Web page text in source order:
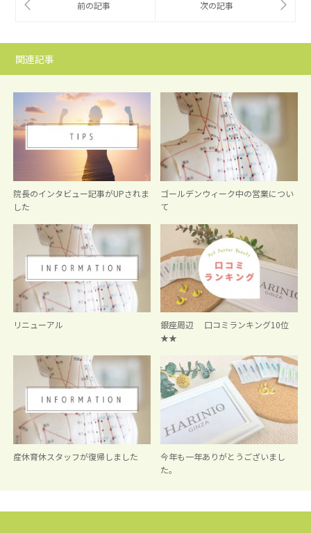
関連記事
院長のインタビュー記事がUPされま
した
ゴールデンウィーク中の営業につい
て
リニューアル
銀座周辺 口コミランキング10位
★★
産休育休スタッフが復帰しました
今年も一年ありがとうございまし
た。